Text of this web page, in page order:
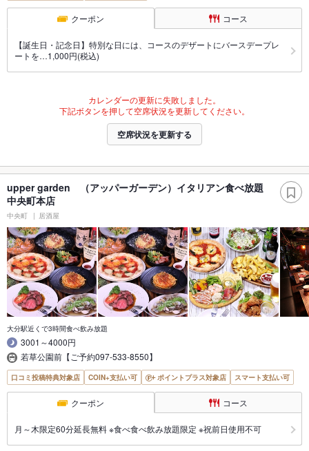
クーポン コース
【誕生日・記念日】特別な日には、コースのデザートにバースデープレ
ートを…1,000円(税込)
カレンダーの更新に失敗しました。
下記ボタンを押して空席状況を更新してください。
空席状況を更新する
upper garden （アッパーガーデン）イタリアン食べ放題
中央町本店
中央町 居酒屋
大分駅近くで3時間食べ飲み放題
3001～4000円
若草公園前【ご予約097-533-8550】
口コミ投稿特典対象店 COIN+支払い可 ポイントプラス対象店 スマート支払い可
クーポン コース
月～木限定60分延長無料 ※食べ食べ飲み放題限定 ※祝前日使用不可